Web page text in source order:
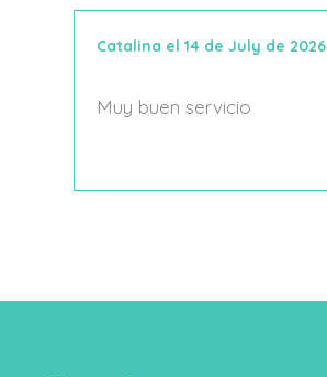
Catalina el 14 de July de 2026
Muy buen servicio